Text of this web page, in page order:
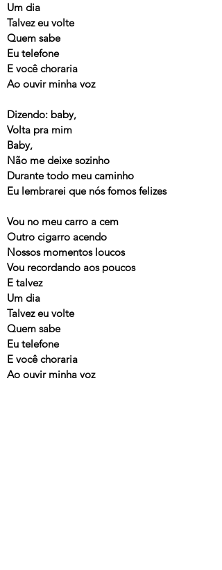
Um dia
Talvez eu volte
Quem sabe
Eu telefone
E você choraria
Ao ouvir minha voz
Dizendo: baby,
Volta pra mim
Baby,
Não me deixe sozinho
Durante todo meu caminho
Eu lembrarei que nós fomos felizes
Vou no meu carro a cem
Outro cigarro acendo
Nossos momentos loucos
Vou recordando aos poucos
E talvez
Um dia
Talvez eu volte
Quem sabe
Eu telefone
E você choraria
Ao ouvir minha voz